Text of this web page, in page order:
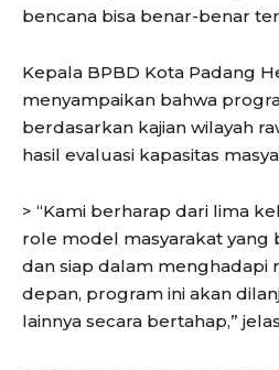
bencana bisa benar-benar
Kepala BPBD Kota Padang
menyampaikan bahwa
berdasarkan kajian wilayah
hasil evaluasi kapasitas
> “Kami berharap dari lima
role model masyarakat
dan siap dalam menghadapi
depan, program ini akan
lainnya secara bertahap,”